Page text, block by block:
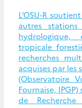
L’OSU-R
autres
tropicale
recherches
acquises par les
(Observatoire
Fournaise,
de Recherche